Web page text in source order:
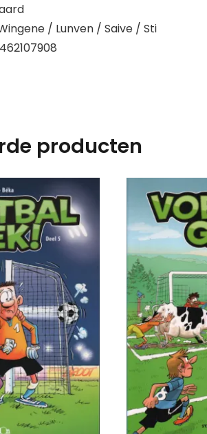
/ Lunven / Saive / Sti
producten